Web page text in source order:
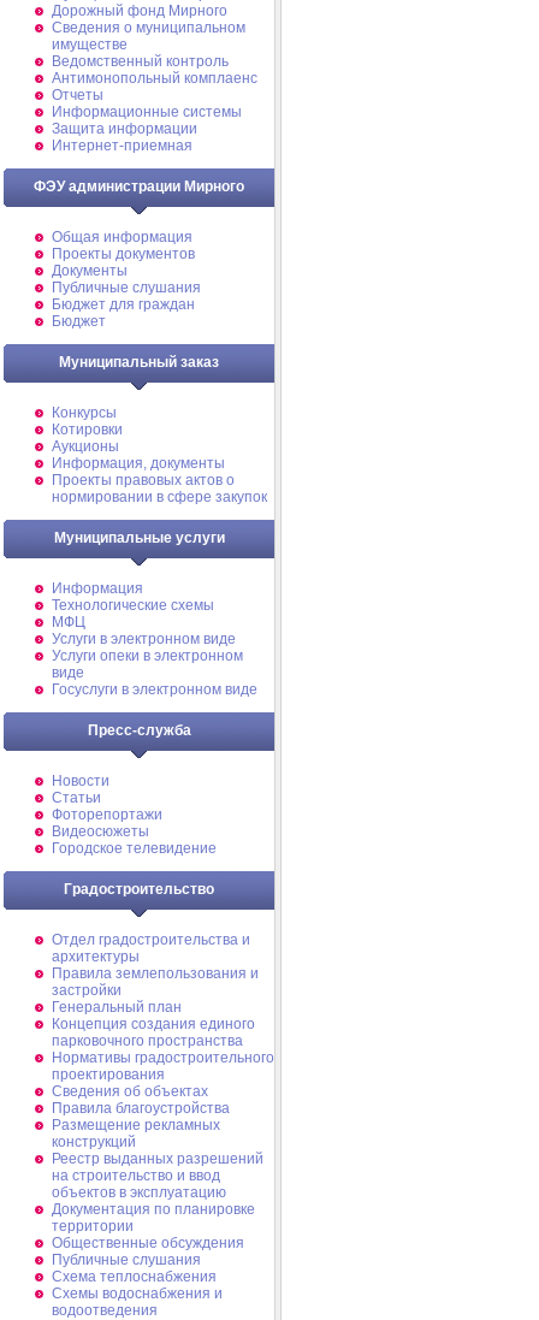
Дорожный фонд Мирного
Cведения о муниципальном
имуществе
Ведомственный контроль
Антимонопольный комплаенс
Отчеты
Информационные системы
Защита информации
Интернет-приемная
ФЭУ администрации Мирного
Общая информация
Проекты документов
Документы
Публичные слушания
Бюджет для граждан
Бюджет
Муниципальный заказ
Конкурсы
Котировки
Аукционы
Информация, документы
Проекты правовых актов о
нормировании в сфере закупок
Муниципальные услуги
Информация
Технологические схемы
МФЦ
Услуги в электронном виде
Услуги опеки в электронном
виде
Госуслуги в электронном виде
Пресс-служба
Новости
Статьи
Фоторепортажи
Видеосюжеты
Городское телевидение
Градостроительство
Отдел градостроительства и
архитектуры
Правила землепользования и
застройки
Генеральный план
Концепция создания единого
парковочного пространства
Нормативы градостроительного
проектирования
Сведения об объектах
Правила благоустройства
Размещение рекламных
конструкций
Реестр выданных разрешений
на строительство и ввод
объектов в эксплуатацию
Документация по планировке
территории
Общественные обсуждения
Публичные слушания
Схема теплоснабжения
Схемы водоснабжения и
водоотведения